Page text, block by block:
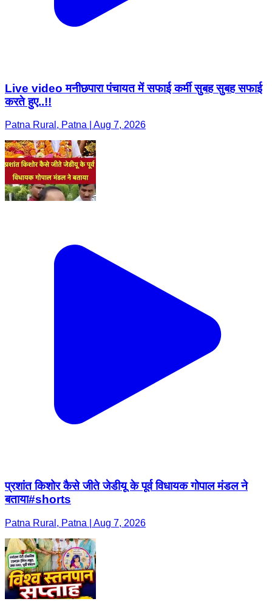
Live video मनीछपारा पंचायत में सफाई कर्मी सुबह सुबह सफाई
करते हुए..!!
Patna Rural, Patna | Aug 7, 2026
प्रशांत किशोर कैसे जीते जेडीयू के पूर्व विधायक गोपाल मंडल ने
बताया#shorts
Patna Rural, Patna | Aug 7, 2026